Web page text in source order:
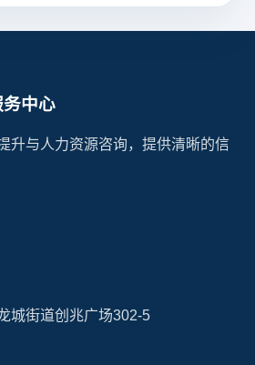
中心
升与人力资源咨询，提供清晰的信
城街道创兆广场302-5